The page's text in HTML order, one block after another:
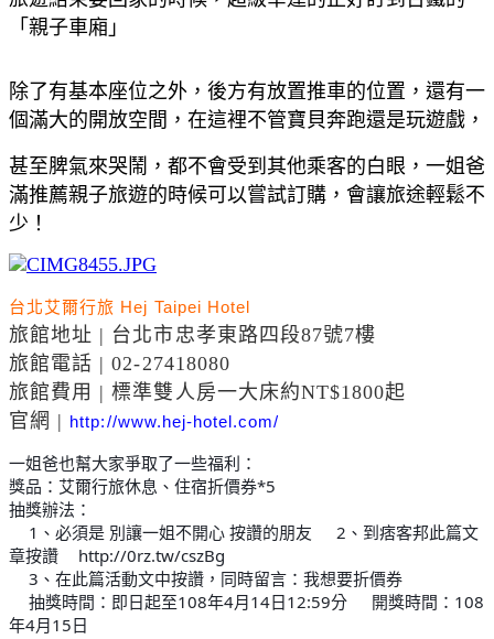
「親子車廂」
除了有基本座位之外，後方有放置推車的位置，還有一
個滿大的開放空間，在這裡不管寶貝奔跑還是玩遊戲，
甚至脾氣來哭鬧，都不會受到其他乘客的白眼，一姐爸
滿推薦親子旅遊的時候可以嘗試訂購，會讓旅途輕鬆不
少！
台北艾爾行旅 Hej Taipei Hotel
旅館地址 | 台北市忠孝東路四段87號7樓
旅館電話 | 02-27418080
旅館費用 | 標準雙人房一大床約NT$1800起
官網 | http://www.hej-hotel.com/
一姐爸也幫大家爭取了一些福利：
獎品：艾爾行旅休息、住宿折價券*5
抽獎辦法：
1、必須是 別讓一姐不開心​ 按讚的朋友 ⭕️2、到痞客邦此篇文
章按讚
http://0rz.tw/cszBg
⭕️3、在此篇活動文中按讚，同時留言：我想要折價券
抽獎時間：即日起至108年4月14日12:59分
開獎時間：108
年4月15日